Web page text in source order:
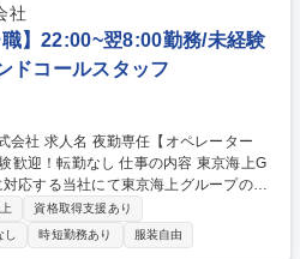
料の提出対応などを実施。給与関連業
や給与支給に関する事務手続きを担当
る業務 募集職種 【経理】
橋/ビジネス拡大中
社
】22:00~翌8:00勤務/未経験
ドコールスタッフ
レーター
仕事の内容 東京海上G
応する当社にて東京海上グループの自
ラブル（自動車事故や故障等）のお電
配に必要な情報の収集を行います。ト
資格取得支援あり
時短勤務あり 服装自由